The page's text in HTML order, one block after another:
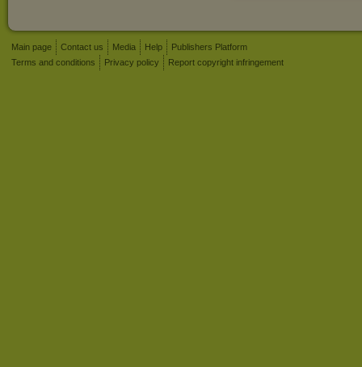
Main page Contact us Media Help
Publishers Platform
Terms and conditions
Privacy policy Report copyright infringement